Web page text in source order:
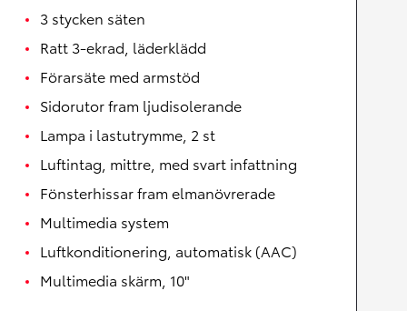
3 stycken säten
Ratt 3-ekrad, läderklädd
Förarsäte med armstöd
Sidorutor fram ljudisolerande
Lampa i lastutrymme, 2 st
Luftintag, mittre, med svart infattning
Fönsterhissar fram elmanövrerade
Multimedia system
Luftkonditionering, automatisk (AAC)
Multimedia skärm, 10"